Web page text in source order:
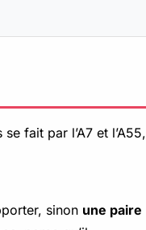
fait par l’A7 et l’A55,
sinon une paire